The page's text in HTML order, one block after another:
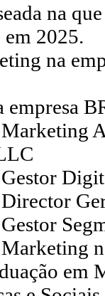
na
2025.
na
empresa